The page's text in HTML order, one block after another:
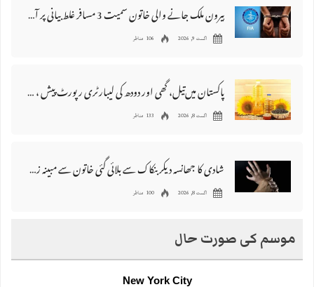
بیرون ملک جانے والی خاتون سمیت 3 مسافر غلط بیانی پر آف لوڈ کر دئیے گئے
اگست 9, 2026 106 مناظر
پاکستان میں‌تیل، گھی اور دودھ کی لیبارٹری رپورٹ پیش ، 176 نمونے غیر معیاری قرار
اگست 8, 2026 133 مناظر
شادی کا جھانسہ دیکر بنکاک سے بلائی گئی خاتون سے مبینہ زیادتی، ملزم گرفتار
اگست 8, 2026 100 مناظر
موسم کی صورت حال
New York City